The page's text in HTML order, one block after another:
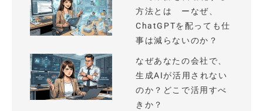
方法とは ーなぜ、
ChatGPTを配っても仕
事は減らないのか？
なぜあなたの会社で、
生成AIが活用されない
のか？どこで活用すべ
きか？